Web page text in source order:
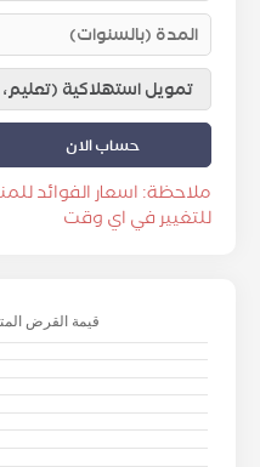
حساب الان
ملاحظة: اسعار الفوائد
للتغيير في اي وقت